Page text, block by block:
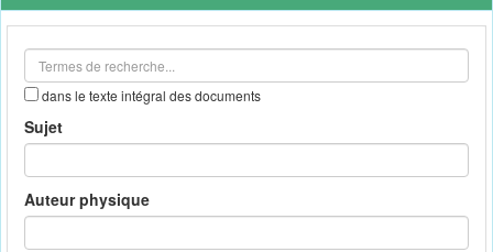
outils
dans le texte intégral des documents
Sujet
Auteur physique